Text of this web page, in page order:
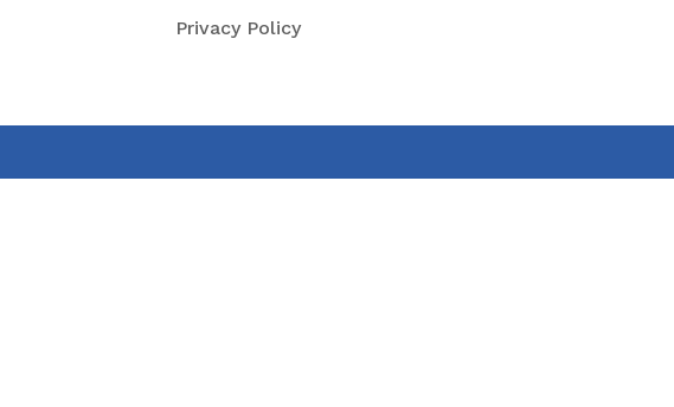
Privacy Policy